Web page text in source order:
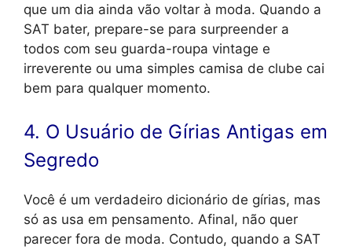
que um dia ainda vão voltar à moda. Quando a
SAT bater, prepare-se para surpreender a
todos com seu guarda-roupa vintage e
irreverente ou uma simples camisa de clube cai
bem para qualquer momento.
4. O Usuário de Gírias Antigas em
Segredo
Você é um verdadeiro dicionário de gírias, mas
só as usa em pensamento. Afinal, não quer
parecer fora de moda. Contudo, quando a SAT